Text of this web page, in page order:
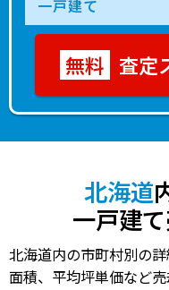
査定
北海道
一戸建
北海道内の市町村別の
面積、平均坪単価など